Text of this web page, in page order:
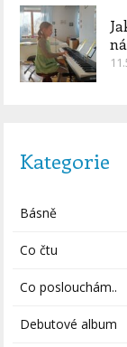
Kategorie
Básně
Co čtu
Co poslouchám..
Debutové album